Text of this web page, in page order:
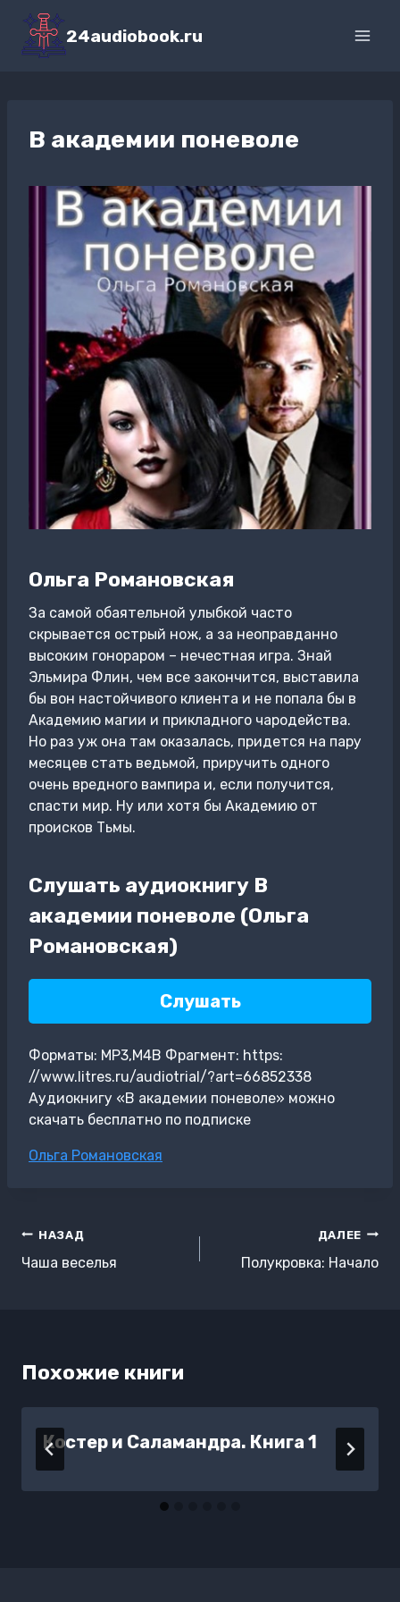
Перейти
содержимому
24audiobook.ru
В академии поневоле
Ольга Романовская
За самой обаятельной улыбкой часто
скрывается острый нож, а за неоправданно
высоким гонораром – нечестная игра. Знай
Эльмира Флин, чем все закончится, выставила
бы вон настойчивого клиента и не попала бы в
Академию магии и прикладного чародейства.
Но раз уж она там оказалась, придется на пару
месяцев стать ведьмой, приручить одного
очень вредного вампира и, если получится,
спасти мир. Ну или хотя бы Академию от
происков Тьмы.
Слушать аудиокнигу В
академии поневоле (Ольга
Романовская)
Слушать
Форматы: MP3,M4B Фрагмент: https:
//www.litres.ru/audiotrial/?art=66852338
Аудиокнигу «В академии поневоле» можно
скачать бесплатно по подписке
Метки
Ольга Романовская
Навигация
по
НАЗАД
Чаша веселья
ДАЛЕЕ
Полукровка: Начало
Похожие книги
Костер и Саламандра. Книга 1